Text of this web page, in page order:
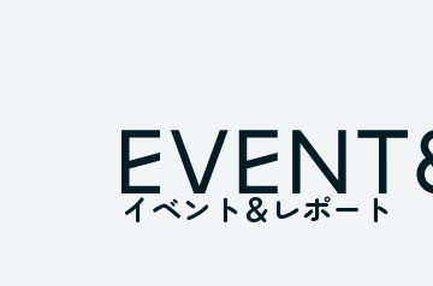
イベント＆レポート